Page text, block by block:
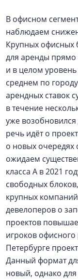
В офисном
наблюдаем
Крупных офисных
для аренды прямо
и в целом уровень
среднем по
арендных ставок
в течение
уже
речь идёт о
о новых
ожидаем
класса А в 2021
свободных
крупных
девелоперов о
проектов
игроков
Петербурге
Данный формат
новый, однако